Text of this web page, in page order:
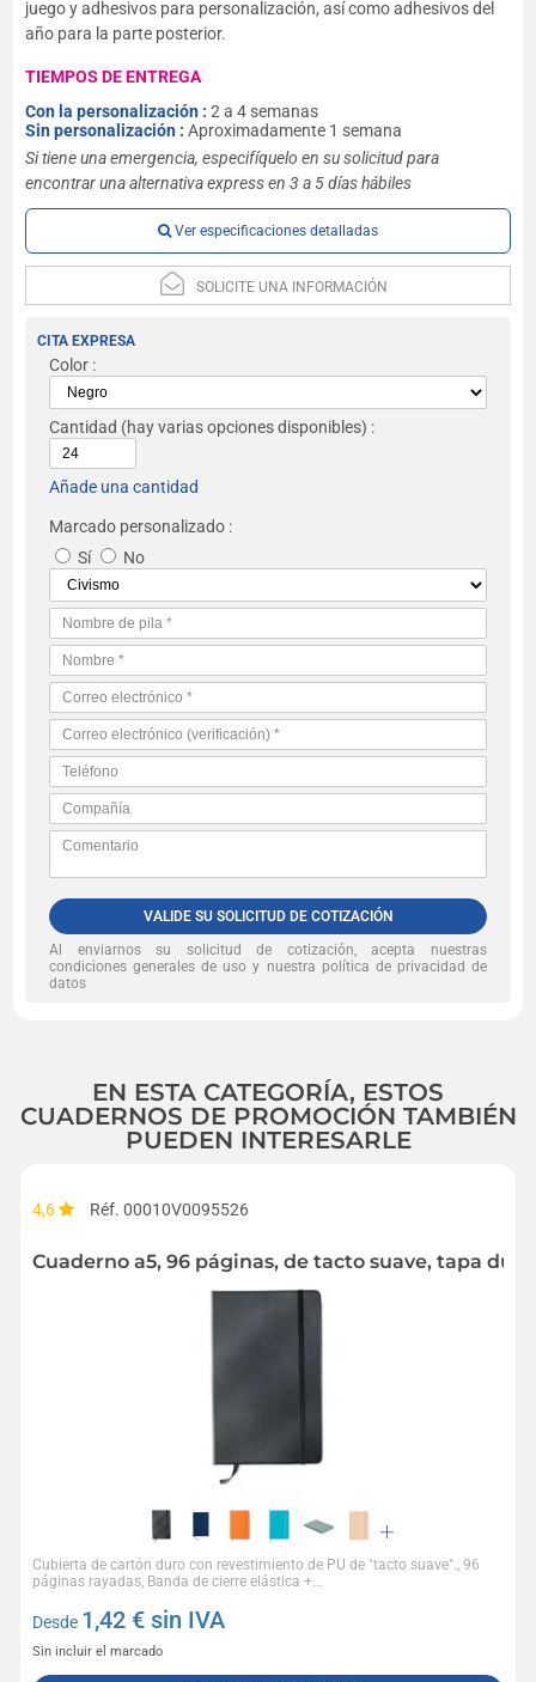
juego y adhesivos para personalización, así como adhesivos del
año para la parte posterior.
TIEMPOS DE ENTREGA
Con la personalización :2 a 4 semanas
Sin personalización :Aproximadamente 1 semana
Si tiene una emergencia, especifíquelo en su solicitud para
encontrar una alternativa express en 3 a 5 días hábiles
Ver especificaciones detalladas
SOLICITE UNA INFORMACIÓN
CITA EXPRESA
Color :
Cantidad (hay varias opciones disponibles) :
Añade una cantidad
Marcado personalizado :
Sí
No
VALIDE SU SOLICITUD DE COTIZACIÓN
Al enviarnos su solicitud de cotización, acepta nuestras
condiciones generales de uso y nuestra política de privacidad de
datos
EN ESTA CATEGORÍA, ESTOS
CUADERNOS DE PROMOCIÓN TAMBIÉN
PUEDEN INTERESARLE
4,6 Réf. 00010V0095526
Cuaderno a5, 96 páginas, de tacto suave, tapa dura
Cubierta de cartón duro con revestimiento de PU de "tacto suave"., 96
páginas rayadas, Banda de cierre elástica +...
Desde 1,42 € sin IVA
Sin incluir el marcado